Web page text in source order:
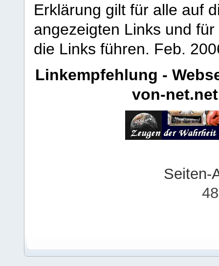
Erklärung gilt für alle auf
angezeigten Links und
die Links führen. Feb.
Linkempfehlung -
von-net.net
Seiten-